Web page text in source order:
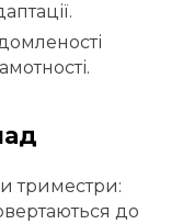
триместри:
до